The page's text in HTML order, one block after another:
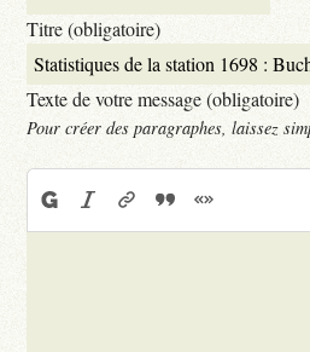
Titre (obligatoire)
Texte de votre message (obligatoire)
Pour créer des paragraphes, laissez